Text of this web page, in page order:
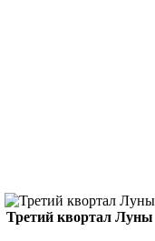
Третий квортал Луны